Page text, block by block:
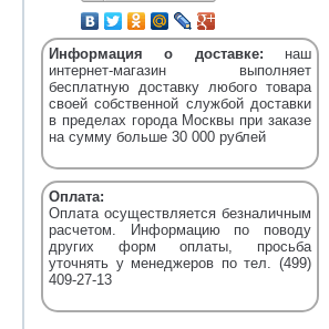
Информация о доставке: наш
интернет-магазин выполняет
бесплатную доставку любого товара
своей собственной службой доставки
в пределах города Москвы при заказе
на сумму больше 30 000 рублей
Оплата:
Оплата осуществляется безналичным
расчетом. Информацию по поводу
других форм оплаты, просьба
уточнять у менеджеров по тел. (499)
409-27-13